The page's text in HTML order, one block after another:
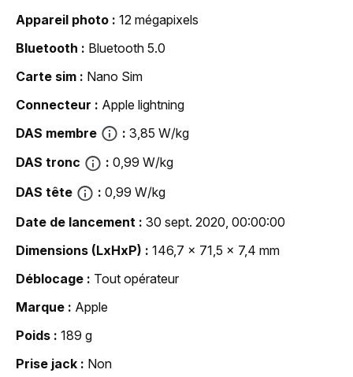
Appareil photo
12 mégapixels
Bluetooth
Bluetooth 5.0
Carte sim
Nano Sim
Connecteur
Apple lightning
DAS membre
3,85 W/kg
DAS tronc
0,99 W/kg
DAS tête
0,99 W/kg
Date de lancement
30 sept. 2020, 00:00:00
Dimensions (LxHxP)
146,7 x 71,5 x 7,4 mm
Déblocage
Tout opérateur
Marque
Apple
Poids
189 g
Prise jack
Non